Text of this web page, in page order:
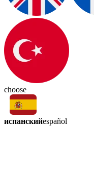
choose
испанскийespañol